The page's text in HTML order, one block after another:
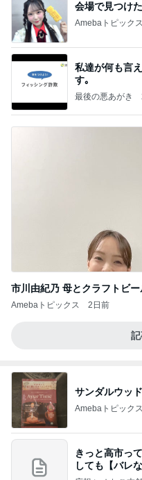
会場で見つけ
Amebaトピックス
私達が何も言
す｡
最後の悪あがき
市川由紀乃 母とクラフトビー
Amebaトピックス 2日前
サンダルウッ
Amebaトピックス
きっと高市っ
しても【バレ
だろ